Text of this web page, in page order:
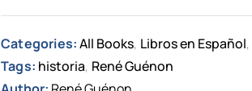
Categories: All Books, Libros en Español,
Tags: historia, René Guénon